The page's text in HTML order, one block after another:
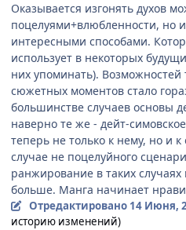
Оказывается изгонять духов
поцелуями+влюбленности, но
интересными способами.
использует в некоторых
них упоминать).
сюжетных моментов стало
большинстве случаев основы
наверно те же - дейт-
теперь не только к нему, но и
случае не поцелуйного
ранжирование в таких
больше. Манга начинает
Отредактировано 14 Июня,
историю изменений)